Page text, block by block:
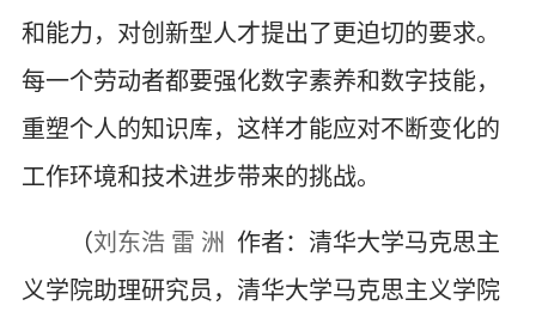
和能力，对创新型人才提出了更迫切的要求。
每一个劳动者都要强化数字素养和数字技能，
重塑个人的知识库，这样才能应对不断变化的
工作环境和技术进步带来的挑战。
（刘东浩 雷 洲 作者：清华大学马克思主
义学院助理研究员，清华大学马克思主义学院